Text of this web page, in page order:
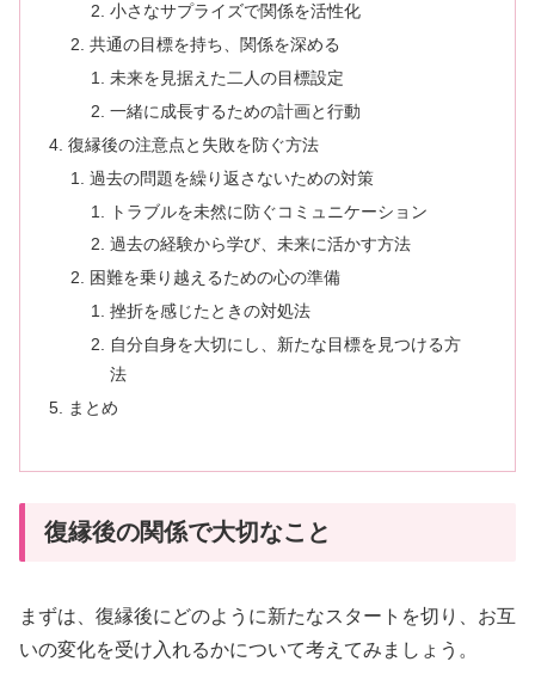
小さなサプライズで関係を活性化
共通の目標を持ち、関係を深める
未来を見据えた二人の目標設定
一緒に成長するための計画と行動
復縁後の注意点と失敗を防ぐ方法
過去の問題を繰り返さないための対策
トラブルを未然に防ぐコミュニケーション
過去の経験から学び、未来に活かす方法
困難を乗り越えるための心の準備
挫折を感じたときの対処法
自分自身を大切にし、新たな目標を見つける方
法
まとめ
復縁後の関係で大切なこと
まずは、復縁後にどのように新たなスタートを切り、お互
いの変化を受け入れるかについて考えてみましょう。